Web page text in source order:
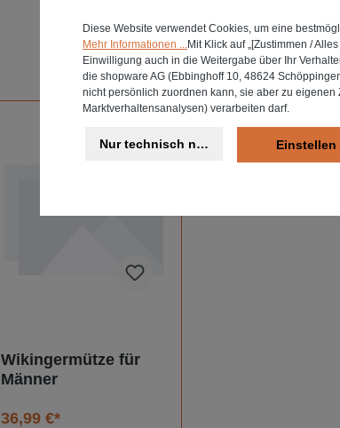
Wikingermütze für
Männer
36,99 €*
Diese Website verwendet Cookies, um eine
Mehr Informationen ...Mit Klick auf „[Zustimmen /
Einwilligung auch in die Weitergabe über Ihr
die shopware AG (Ebbinghoff 10, 48624
nicht persönlich zuordnen kann, sie aber zu
Marktverhaltensanalysen) verarbeiten darf.
Nur technisch notwendige Einstellen